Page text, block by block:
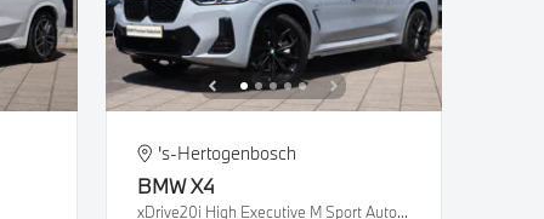
's-Hertogenbosch
BMW X4
xDrive20i High Executive M Sport Automaat